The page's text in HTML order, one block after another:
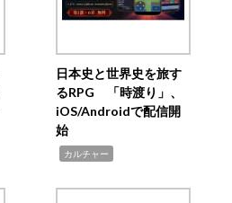
日本史と世界史を旅す
るRPG 「時渡り」、
iOS/Androidで配信開
始
カルチャー